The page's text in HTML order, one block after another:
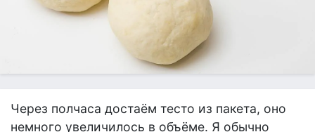
Через полчаса достаём тесто из пакета, оно
немного увеличилось в объёме. Я обычно